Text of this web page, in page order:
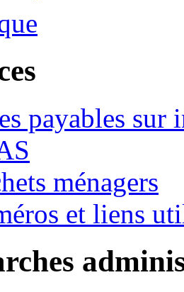
payables sur
ménagers
et liens